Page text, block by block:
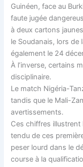
Guinéen, face au
faute jugée
à deux cartons
le Soudanais, lors de
également le 24
À l’inverse, certains
disciplinaire.
Le match Nigéria-
tandis que le Mali-
avertissements.
Ces chiffres
tendu de ces
peser lourd dans le
course à la